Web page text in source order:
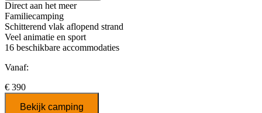
Direct aan het meer
Familiecamping
Schitterend vlak aflopend strand
Veel animatie en sport
16 beschikbare accommodaties
Vanaf:
€ 390
Bekijk camping